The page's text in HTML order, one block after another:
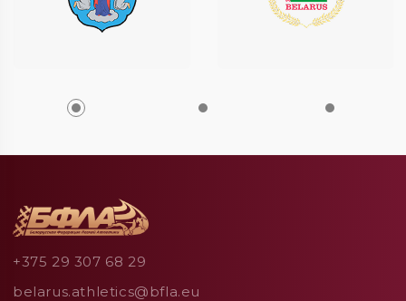
+375 29 307 68 29
belarus.athletics@bfla.eu